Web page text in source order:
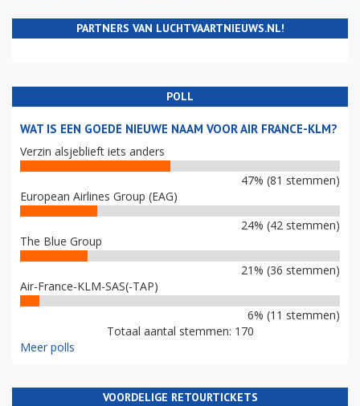
PARTNERS VAN LUCHTVAARTNIEUWS.NL!
POLL
WAT IS EEN GOEDE NIEUWE NAAM VOOR AIR FRANCE-KLM?
Verzin alsjeblieft iets anders
47% (81 stemmen)
European Airlines Group (EAG)
24% (42 stemmen)
The Blue Group
21% (36 stemmen)
Air-France-KLM-SAS(-TAP)
6% (11 stemmen)
Totaal aantal stemmen: 170
Meer polls
VOORDELIGE RETOURTICKETS